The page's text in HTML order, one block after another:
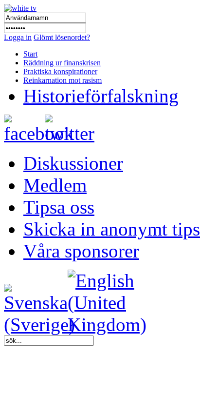
Logga in Glömt lösenordet?
Start
Räddning ur finanskrisen
Praktiska konspirationer
Reinkarnation mot rasism
Historieförfalskning
Diskussioner
Medlem
Tipsa oss
Skicka in anonymt tips
Våra sponsorer